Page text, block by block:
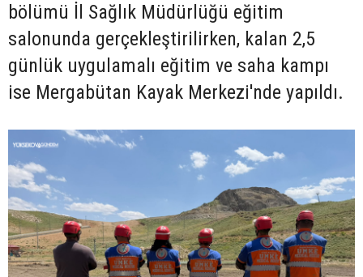
bölümü İl Sağlık Müdürlüğü eğitim
salonunda gerçekleştirilirken, kalan 2,5
günlük uygulamalı eğitim ve saha kampı
ise Mergabütan Kayak Merkezi'nde yapıldı.